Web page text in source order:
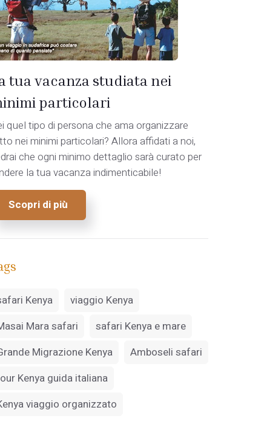
tua vacanza studiata nei
particolari
quel tipo di persona che ama organizzare
nei minimi particolari? Allora affidati a noi,
che ogni minimo dettaglio sarà curato per
la tua vacanza indimenticabile!
Scopri di più
Kenya
viaggio Kenya
Mara safari
safari Kenya e mare
Migrazione Kenya
Amboseli safari
Kenya guida italiana
viaggio organizzato